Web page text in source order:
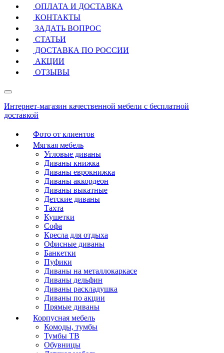
ОПЛАТА И ДОСТАВКА
КОНТАКТЫ
ЗАДАТЬ ВОПРОС
СТАТЬИ
ДОСТАВКА ПО РОССИИ
АКЦИИ
ОТЗЫВЫ
Интернет-магазин качественной мебели с бесплатной
доставкой
Фото от клиентов
Мягкая мебель
Угловые диваны
Диваны книжка
Диваны еврокнижка
Диваны аккордеон
Диваны выкатные
Детские диваны
Тахта
Кушетки
Софа
Кресла для отдыха
Офисные диваны
Банкетки
Пуфики
Диваны на металлокаркасе
Диваны дельфин
Диваны раскладушка
Диваны по акции
Прямые диваны
Корпусная мебель
Комоды, тумбы
Тумбы ТВ
Обувницы